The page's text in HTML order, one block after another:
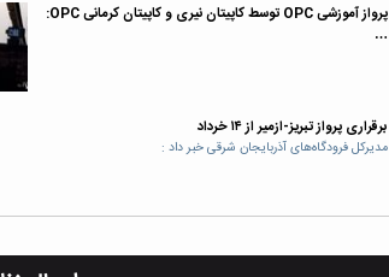
پرواز آموزشی OPC توسط کاپیتان نیری و کاپیتان کرمانی OPC:
…
برقراری پرواز تبریز-ازمیر از ۱۴ خرداد
مدیرکل فرودگاه‌های آذربایجان شرقی خبر داد :